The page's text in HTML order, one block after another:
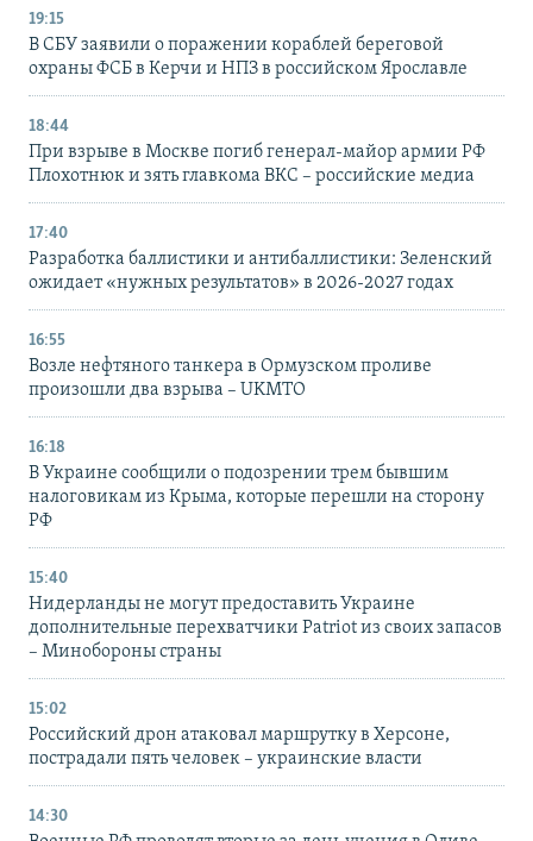
19:15
В СБУ заявили о поражении кораблей береговой
охраны ФСБ в Керчи и НПЗ в российском Ярославле
18:44
При взрыве в Москве погиб генерал-майор армии РФ
Плохотнюк и зять главкома ВКС – российские медиа
17:40
Разработка баллистики и антибаллистики: Зеленский
ожидает «нужных результатов» в 2026-2027 годах
16:55
Возле нефтяного танкера в Ормузском проливе
произошли два взрыва – UKMTO
16:18
В Украине сообщили о подозрении трем бывшим
налоговикам из Крыма, которые перешли на сторону
РФ
15:40
Нидерланды не могут предоставить Украине
дополнительные перехватчики Patriot из своих запасов
– Минобороны страны
15:02
Российский дрон атаковал маршрутку в Херсоне,
пострадали пять человек – украинские власти
14:30